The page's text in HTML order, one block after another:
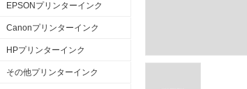
EPSONプリンターインク
Canonプリンターインク
HPプリンターインク
その他プリンターインク